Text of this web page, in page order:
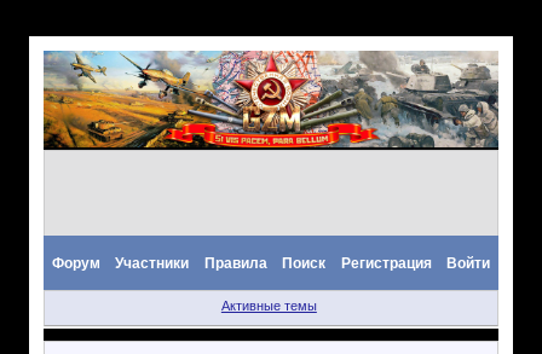
Форум Участники Правила Поиск Регистрация Войти
Активные темы